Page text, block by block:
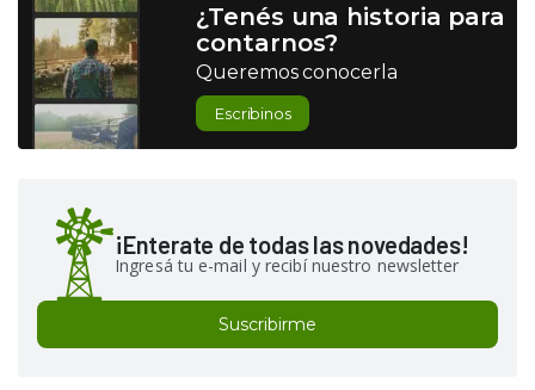
¿Tenés una historia para
contarnos?
Queremos conocerla
Escribinos
¡Enterate de todas las novedades!
Ingresá tu e-mail y recibí nuestro newsletter
Suscribirme